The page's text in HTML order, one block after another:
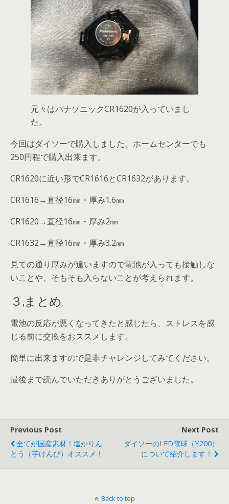
元々はパナソニックCR1620が入っていまし
た。
今回はダイソーで購入しました。ホームセンターでも
250円程で購入出来ます。
CR1620に近い形でCR1616とCR1632があります。
CR1616→直径16㎜・厚み1.6㎜
CR1620→直径16㎜・厚み2㎜
CR1632→直径16㎜・厚み3.2㎜
見ての通り厚みが違いますので電池が入っても接触しな
いことや、そもそも入らないことが考えられます。
３,まとめ
電池の反応が悪くなってきたと感じたら、ストレスを感
じる前に交換をおススメします。
簡単に出来ますので是非チャレンジしてみてください。
最後まで読んでいただきありがとうございました。
Previous Post
全てが国産素材！塩かりん
とう（芋けんぴ）オススメ！
Next Post
ダイソーのLED電球（¥200）
について紹介します！
Back to top